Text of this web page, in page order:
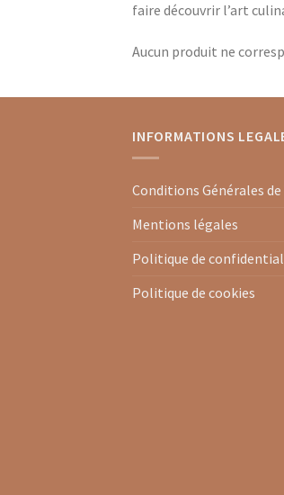
faire découvrir l’art
Aucun produit ne
INFORMATIONS
Conditions Générales de
Mentions légales
Politique de
Politique de cookies